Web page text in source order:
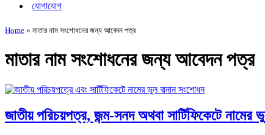
যোগাযোগ
Home » মাতার নাম সংশোধনের জন্য আবেদন পত্র
মাতার নাম সংশোধনের জন্য আবেদন পত্র
জাতীয় পরিচয়পত্র, জন্ম-সনদ অথবা সার্টিফিকেটে নামের